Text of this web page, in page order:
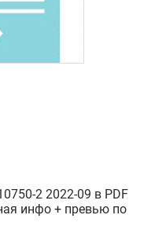
2 2022-09 в PDF
инфо + превью по